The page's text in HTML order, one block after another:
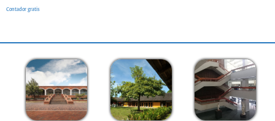
Contador gratis